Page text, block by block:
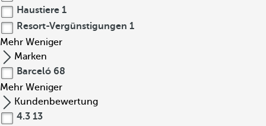
Haustiere 1
Resort-Vergünstigungen 1
Mehr Weniger
Marken
Barceló 68
Mehr Weniger
Kundenbewertung
4.3 13